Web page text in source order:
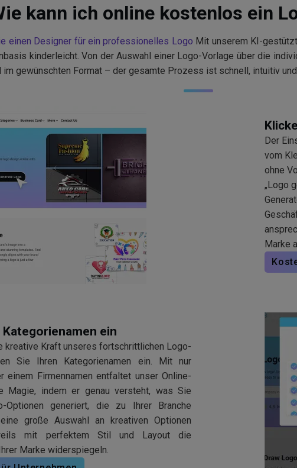
kann ich online kostenlos ein
einen Designer für ein professionelles Logo Mit unserem KI-
kinderleicht. Von der Auswahl einer Logo-Vorlage über die
im gewünschten Format – der gesamte Prozess ist schnell, intuitiv
Der
vom
ohne
„Logo
Marke
Kategorienamen ein
kreative Kraft unseres fortschrittlichen Logo-
Sie Ihren Kategorienamen ein. Mit nur
einem Firmennamen entfaltet unser Online-
Magie, indem er genau versteht, was Sie
Optionen generiert, die zu Ihrer Branche
große Auswahl an kreativen Optionen
mit perfektem Stil und Layout die
Marke widerspiegeln.